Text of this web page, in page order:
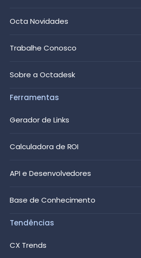
Octa Novidades
Trabalhe Conosco
Sobre a Octadesk
Ferramentas
Gerador de Links
Calculadora de ROI
API e Desenvolvedores
Base de Conhecimento
Tendências
CX Trends